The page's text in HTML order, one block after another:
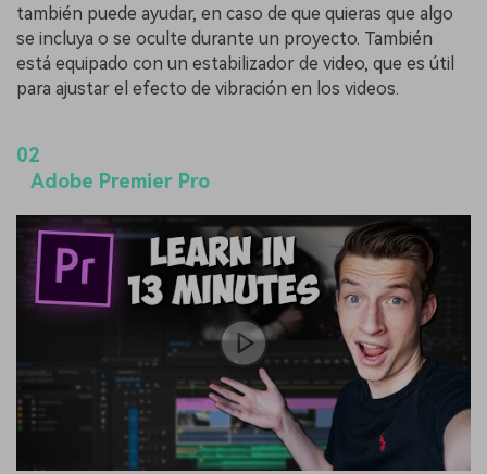
también puede ayudar, en caso de que quieras que algo
se incluya o se oculte durante un proyecto. También
está equipado con un estabilizador de video, que es útil
para ajustar el efecto de vibración en los videos.
02
Adobe Premier Pro